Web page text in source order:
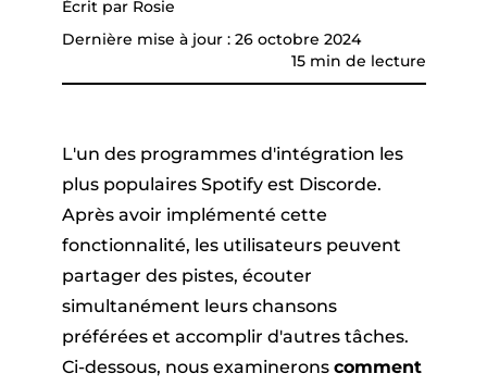
YouTubeSuno à MP3
Assistance
Écrit par Rosie
Dernière mise à jour : 26 octobre 2024
15 min de lecture
L'un des programmes d'intégration les
plus populaires Spotify est Discorde.
Après avoir implémenté cette
fonctionnalité, les utilisateurs peuvent
partager des pistes, écouter
simultanément leurs chansons
préférées et accomplir d'autres tâches.
Ci-dessous, nous examinerons comment